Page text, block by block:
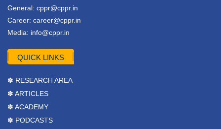
General: cppr@cppr.in
Career: career@cppr.in
Media: info@cppr.in
QUICK LINKS
✽ RESEARCH AREA
✽ ARTICLES
✽ ACADEMY
✽ PODCASTS